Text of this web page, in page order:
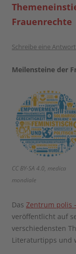
Frauenrechte
Schreibe eine Antwort
Meilensteine der
CC BY-SA 4.0, medica
mondiale
Das Zentrum polis
veröffentlicht auf
verschiedensten
Literaturtipps und